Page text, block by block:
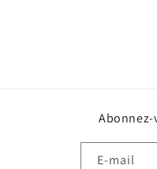
Abonnez-
E-mail